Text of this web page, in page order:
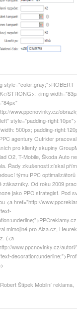
style="color:gray;">ROBERT
STRONG>: <img
www.ppcnovinky.cz/
style="padding-
500px; padding-
agentury Outrider
pro klienty skupiny
O2, T-Mobile, Škoda Auto
Řady zkušenosti získal
týmu PPC optimalizátorů
zákazníky. Od roku 2009
jako PPC strategist. Pod
<a href="http://
mimojiné pro Alza.cz,
(<a
www.ppcnovinky.cz/
Robert Štípek Mobilní reklama